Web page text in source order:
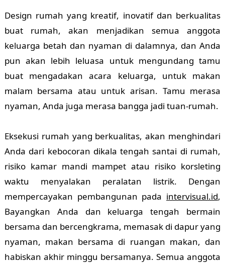
Design rumah yang kreatif, inovatif dan berkualitas
buat rumah, akan menjadikan semua anggota
keluarga betah dan nyaman di dalamnya, dan Anda
pun akan lebih leluasa untuk mengundang tamu
buat mengadakan acara keluarga, untuk makan
malam bersama atau untuk arisan. Tamu merasa
nyaman, Anda juga merasa bangga jadi tuan-rumah.
Eksekusi rumah yang berkualitas, akan menghindari
Anda dari kebocoran dikala tengah santai di rumah,
risiko kamar mandi mampet atau risiko korsleting
waktu menyalakan peralatan listrik. Dengan
mempercayakan pembangunan pada intervisual.id,
Bayangkan Anda dan keluarga tengah bermain
bersama dan bercengkrama, memasak di dapur yang
nyaman, makan bersama di ruangan makan, dan
habiskan akhir minggu bersamanya. Semua anggota